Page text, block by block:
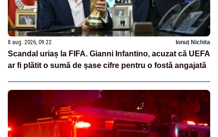
8 aug. 2026, 09:22 Ionuț Nichita
Scandal uriaș la FIFA. Gianni Infantino, acuzat că UEFA
ar fi plătit o sumă de șase cifre pentru o fostă angajată